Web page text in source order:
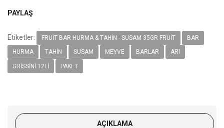
PAYLAŞ
Etiketler: FRUIT BAR HURMA & TAHIN - SUSAM 35GR FRUIT BAR
HURMA TAHIN SUSAM MEYVE BARLAR ARI
GRISSINI 12LI PAKET
AÇIKLAMA